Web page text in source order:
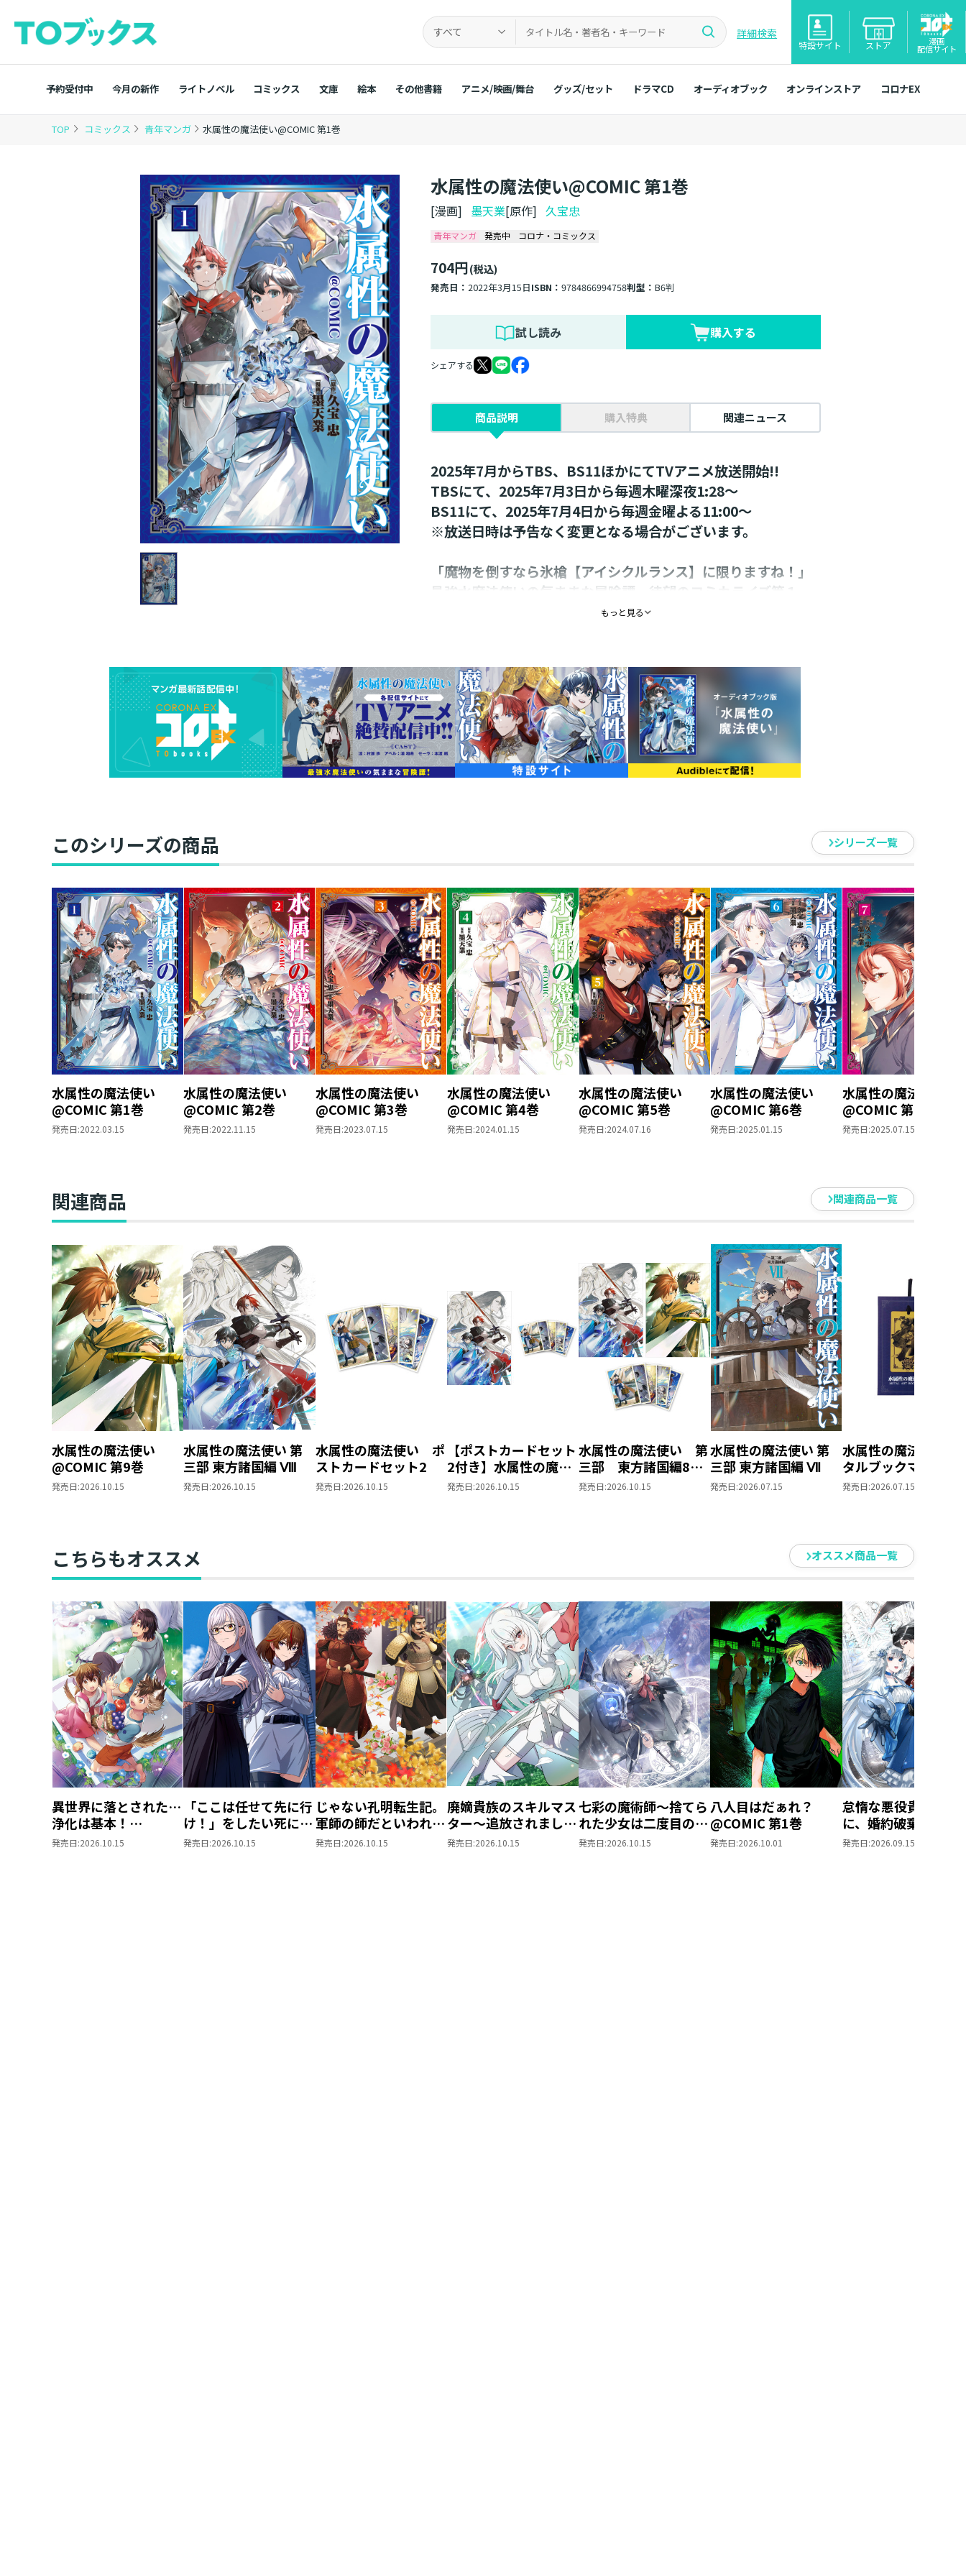
すべて 詳細検索
特設サイト ストア 漫画
配信サイト
予約受付中 今月の新作 ライトノベル コミックス 文庫 絵本 その他書籍 アニメ/映画/舞台 グッズ/セット ドラマCD オーディオブック オンラインストア コロナEX
TOP コミックス 青年マンガ 水属性の魔法使い@COMIC 第1巻
水属性の魔法使い@COMIC 第1巻
[漫画] 墨天業[原作]久宝忠
青年マンガ 発売中 コロナ・コミックス
704円(税込)
発売日：2022年3月15日ISBN：9784866994758判型：B6判
試し読み 購入する
シェアする
商品説明 購入特典 関連ニュース
2025年7月からTBS、BS11ほかにてTVアニメ放送開始!!
TBSにて、2025年7月3日から毎週木曜深夜1:28～
BS11にて、2025年7月4日から毎週金曜よる11:00～
※放送日時は予告なく変更となる場合がございます。
「魔物を倒すなら氷槍【アイシクルランス】に限りますね！」
最強水魔法使いの気ままな冒険譚、待望のコミカライズ第１
異世界転生/転移ジャンル）
累計1.2億PV＆27万ポイント突破！
原作4巻(3月10日発売）と同月刊行！
原作・久宝忠先生の書き下ろしSS収録！
「＜水よ来たれ！＞」異世界に転生した青年・涼は初めての魔法を唱え
く！
マイペースすぎる最強水魔法使いの気ままな冒険譚、待望のコミカライズ
開幕！
もっと見る
このシリーズの商品 シリーズ一覧
水属性の魔法使い
@COMIC 第1巻
発売日:2022.03.15
水属性の魔法使い
@COMIC 第2巻
発売日:2022.11.15
水属性の魔法使い
@COMIC 第3巻
発売日:2023.07.15
水属性の魔法使い
@COMIC 第4巻
発売日:2024.01.15
水属性の魔法使い
@COMIC 第5巻
発売日:2024.07.16
水属性の魔法使い
@COMIC 第6巻
発売日:2025.01.15
水属性の魔法使い
@COMIC 第7巻
発売日:2025.07.15
関連商品 関連商品一覧
水属性の魔法使い
@COMIC 第9巻
発売日:2026.10.15
水属性の魔法使い 第
三部 東方諸国編 Ⅷ
発売日:2026.10.15
水属性の魔法使い ポ
ストカードセット2
発売日:2026.10.15
【ポストカードセット
2付き】水属性の魔法
使い 第三部 東方諸
発売日:2026.10.15
水属性の魔法使い 第
三部 東方諸国編8
同時発売まとめ買いセ
発売日:2026.10.15
水属性の魔法使い 第
三部 東方諸国編 Ⅶ
発売日:2026.07.15
水属性の魔法使い
タルブックマーク
発売日:2026.07.15
こちらもオススメ オススメ商品一覧
異世界に落とされた…
浄化は基本！
@COMIC 第7巻
発売日:2026.10.15
「ここは任せて先に行
け！」をしたい死にた
がりの望まぬ宇宙下剋
発売日:2026.10.15
じゃない孔明転生記。
軍師の師だといわれま
しても@COMIC 第3巻
発売日:2026.10.15
廃嫡貴族のスキルマス
ター～追放されました
が、『スキル創造』で
発売日:2026.10.15
七彩の魔術師～捨てら
れた少女は二度目の人
生を妖精と歩む～
発売日:2026.10.15
八人目はだぁれ？
@COMIC 第1巻
発売日:2026.10.01
怠惰な悪役貴族の俺
に、婚約破棄された
役令嬢が嫁いだら最
発売日:2026.09.15